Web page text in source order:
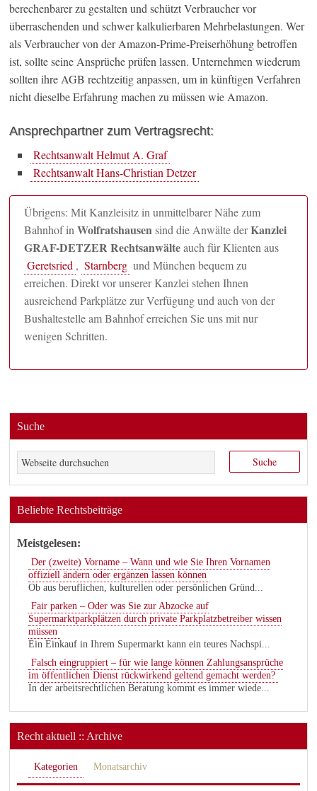
berechenbarer zu gestalten und schützt Verbraucher vor
überraschenden und schwer kalkulierbaren Mehrbelastungen. Wer
als Verbraucher von der Amazon-Prime-Preiserhöhung betroffen
ist, sollte seine Ansprüche prüfen lassen. Unternehmen wiederum
sollten ihre AGB rechtzeitig anpassen, um in künftigen Verfahren
nicht dieselbe Erfahrung machen zu müssen wie Amazon.
Ansprechpartner zum Vertragsrecht:
Rechtsanwalt Helmut A. Graf
Rechtsanwalt Hans-Christian Detzer
Übrigens: Mit Kanzleisitz in unmittelbarer Nähe zum
Bahnhof inWolfratshausensind die Anwälte derKanzlei
GRAF-DETZER Rechtsanwälteauch für Klienten aus
Geretsried , Starnberg und München bequem zu
erreichen. Direkt vor unserer Kanzlei stehen Ihnen
ausreichend Parkplätze zur Verfügung und auch von der
Bushaltestelle am Bahnhof erreichen Sie uns mit nur
wenigen Schritten.
Suche
Beliebte Rechtsbeiträge
Meistgelesen:
Der (zweite) Vorname – Wann und wie Sie Ihren Vornamen
offiziell ändern oder ergänzen lassen können
Ob aus beruflichen, kulturellen oder persönlichen Gründ...
Fair parken – Oder was Sie zur Abzocke auf
Supermarktparkplätzen durch private Parkplatzbetreiber wissen
müssen
Ein Einkauf in Ihrem Supermarkt kann ein teures Nachspi...
Falsch eingruppiert – für wie lange können Zahlungsansprüche
im öffentlichen Dienst rückwirkend geltend gemacht werden?
In der arbeitsrechtlichen Beratung kommt es immer wiede...
Recht aktuell :: Archive
Kategorien Monatsarchiv